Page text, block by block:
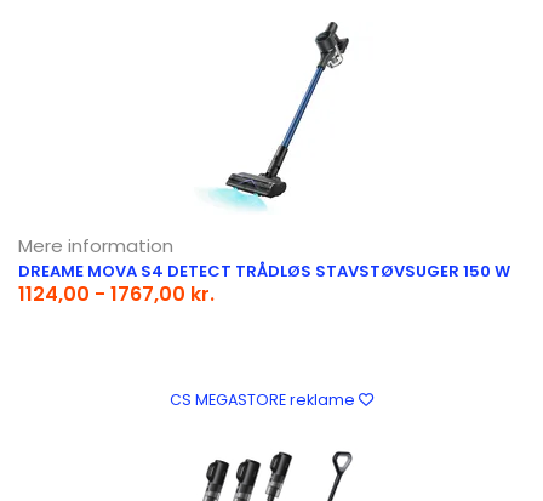
Mere information
DREAME MOVA S4 DETECT TRÅDLØS STAVSTØVSUGER 150 W
1124,00 - 1767,00 kr.
CS MEGASTORE reklame